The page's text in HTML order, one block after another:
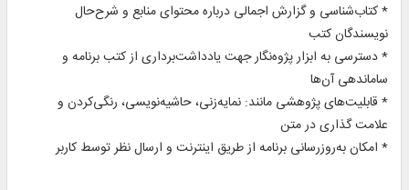
* کتاب‌شناسی و گزارش اجمالی درباره محتوای منابع و شرح‌حال
نویسندگان کتب
* دسترسی به ابزار پژوه‌نگار جهت یادداشت‌برداری از کتب برنامه و
ساماندهی آن‌ها
* قابلیت‌های پژوهشی مانند: نمایه‌زنی، حاشیه‌نویسی، رنگی‌کردن و
علامت گذاری در متن
* امکان به‌روزرسانی برنامه از طریق اینترنت و ارسال نظر توسط کاربر